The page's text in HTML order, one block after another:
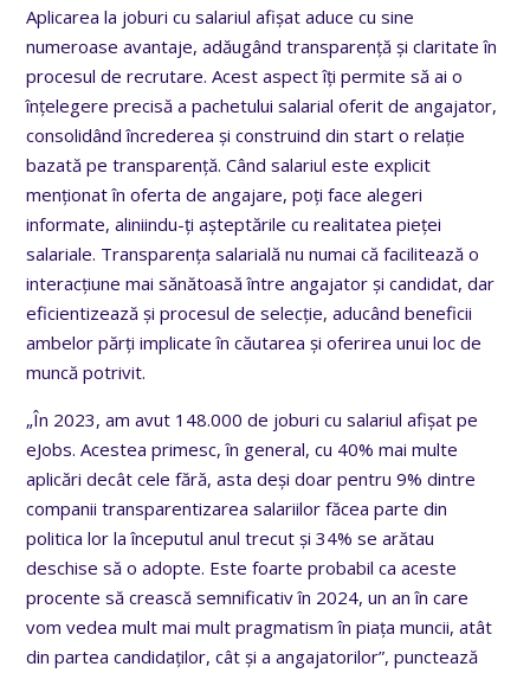
Aplicarea la joburi cu salariul afișat aduce cu sine
numeroase avantaje, adăugând transparență și claritate în
procesul de recrutare. Acest aspect îți permite să ai o
înțelegere precisă a pachetului salarial oferit de angajator,
consolidând încrederea și construind din start o relație
bazată pe transparență. Când salariul este explicit
menționat în oferta de angajare, poți face alegeri
informate, aliniindu-ți așteptările cu realitatea pieței
salariale. Transparența salarială nu numai că facilitează o
interacțiune mai sănătoasă între angajator și candidat, dar
eficientizează și procesul de selecție, aducând beneficii
ambelor părți implicate în căutarea și oferirea unui loc de
muncă potrivit.
„În 2023, am avut 148.000 de joburi cu salariul afișat pe
eJobs. Acestea primesc, în general, cu 40% mai multe
aplicări decât cele fără, asta deși doar pentru 9% dintre
companii transparentizarea salariilor făcea parte din
politica lor la începutul anul trecut și 34% se arătau
deschise să o adopte. Este foarte probabil ca aceste
procente să crească semnificativ în 2024, un an în care
vom vedea mult mai mult pragmatism în piața muncii, atât
din partea candidaților, cât și a angajatorilor”, punctează